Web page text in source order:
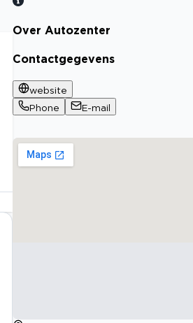
Over Autozenter
Contactgegevens
website
Phone
E-mail